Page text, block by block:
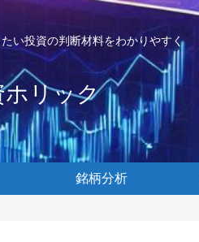
い投資の判断材料をわかりやすく
ホリック
銘柄分析